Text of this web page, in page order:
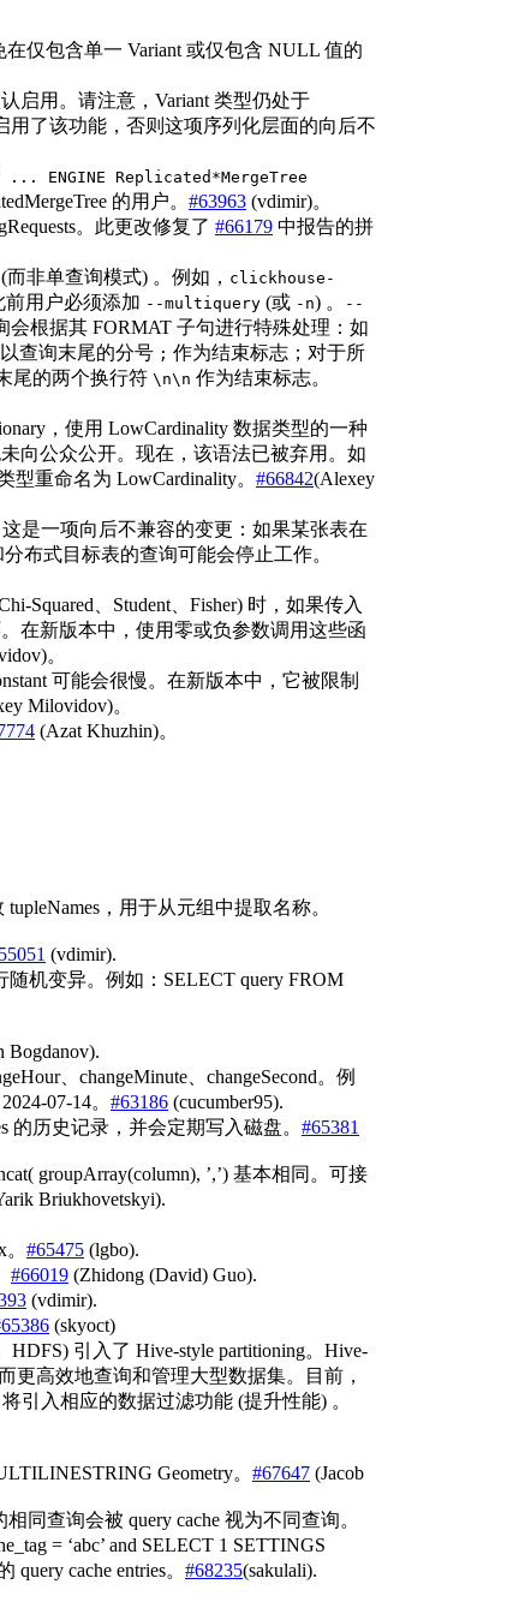
仅包含单一 Variant 或仅包含 NULL 值的
认启用。请注意，Variant 类型仍处于
用了该功能，否则这项序列化层面的向后不
... ENGINE Replicated*MergeTree
的用户。 #63963 (vdimir)。
。此更改修复了 #66179 中报告的拼
而非单查询模式) 。例如， clickhouse-
用户必须添加 --multiquery (或 -n) 。
--
根据其 FORMAT 子句进行特殊处理：如
查询末尾的分号 ; 作为结束标志；对于所
尾的两个换行符 \n\n 作为结束标志。
，使用 LowCardinality 数据类型的一种
向公众公开。现在，该语法已被弃用。如
重命名为 LowCardinality。 #66842(Alexey
是一项向后不兼容的变更：如果某张表在
布式目标表的查询可能会停止工作。
Squared、Student、Fisher) 时，如果传入
在新版本中，使用零或负参数调用这些函
。
可能会很慢。在新版本中，它被限制
Milovidov)。
(Azat Khuzhin)。
，用于从元组中提取名称。
(vdimir).
机变异。例如：SELECT query FROM
Bogdanov).
、changeMinute、changeSecond。例
07-14。 #63186 (cucumber95).
的历史记录，并会定期写入磁盘。 #65381
groupArray(column), ’,’) 基本相同。可接
Briukhovetskyi).
#65475 (lgbo).
#66019 (Zhidong (David) Guo).
(vdimir).
(skyoct)
引入了 Hive-style partitioning。Hive-
更高效地查询和管理大型数据集。目前，
引入相应的数据过滤功能 (提升性能) 。
Geometry。 #67647 (Jacob
同查询会被 query cache 视为不同查询。
= ‘abc’ and SELECT 1 SETTINGS
query cache entries。 #68235(sakulali).